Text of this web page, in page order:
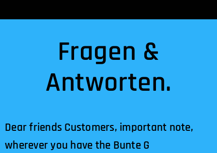
Fragen &
Antworten.
Dear friends Customers, important note,
wherever you have the Bunte G